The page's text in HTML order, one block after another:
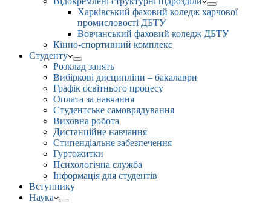
Харківський фаховий коледж харчової
промисловості ДБТУ
Вовчанський фаховий коледж ДБТУ
Кінно-спортивний комплекс
Студенту
Розклад занять
Вибіркові дисципліни – бакалаври
Графік освітнього процесу
Оплата за навчання
Студентське самоврядування
Виховна робота
Дистанційне навчання
Стипендіальне забезпечення
Гуртожитки
Психологічна служба
Інформація для студентів
Вступнику
Наука